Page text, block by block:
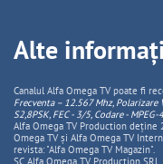
Alte
Canalul Alfa Omega TV poate fi
Frecventa – 12.567 Mhz, Polarizare
S2,8PSK, FEC - 3/5, Codare - MPEG-4
Alfa Omega TV Production
Omega TV și Alfa Omega TV
revista: "Alfa Omega TV Magazin".
SC Alfa Omega TV Production